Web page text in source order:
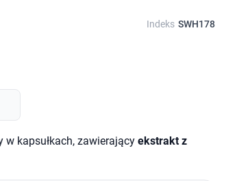
Indeks SWH178
kapsułkach, zawierającyekstrakt z